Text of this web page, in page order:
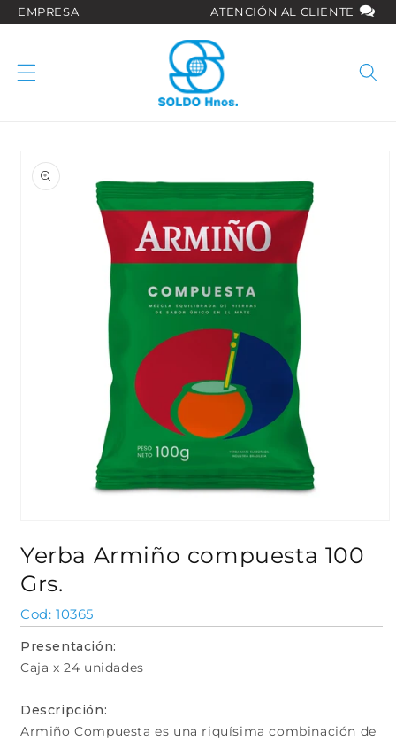
directamente
EMPRESA ATENCIÓN AL CLIENTE
información
del producto
multimedia
en
una
modal
Yerba Armiño compuesta 100
Grs.
SKU:
10365
Presentación:
Caja x 24 unidades
Descripción:
Armiño Compuesta es una riquísima combinación de